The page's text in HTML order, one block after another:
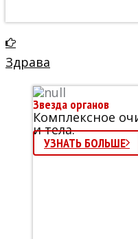
Здрава
Звезда органов
Комплексное
и тела.
УЗНАТЬ БОЛЬШЕ